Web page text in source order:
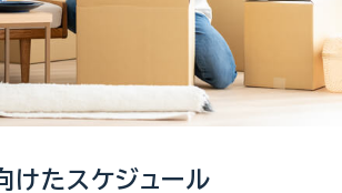
けたスケジュール